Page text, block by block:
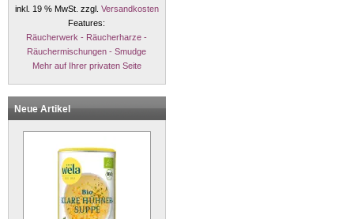
inkl. 19 % MwSt. zzgl. Versandkosten
Features:
Räucherwerk - Räucherharze -
Räuchermischungen - Smudge
Mehr auf Ihrer privaten Seite
Neue Artikel